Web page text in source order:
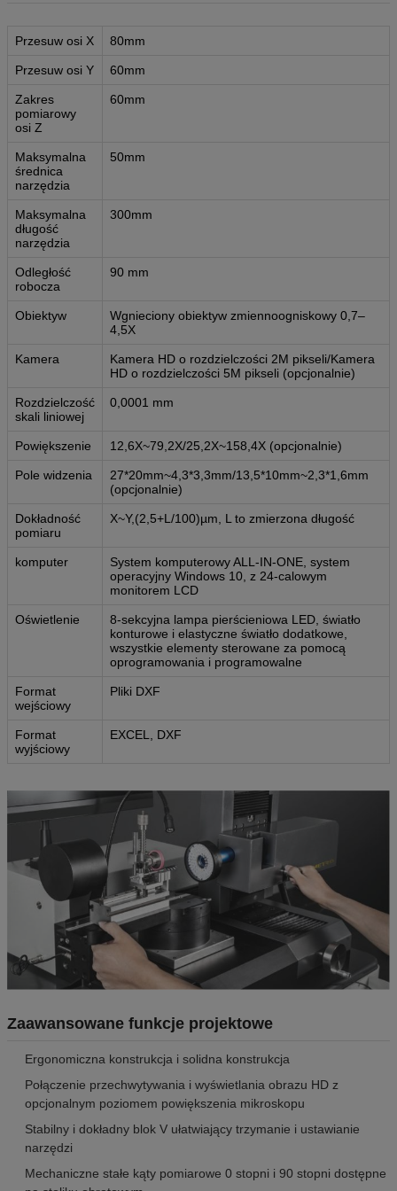
Przesuw osi X 80mm
Przesuw osi Y 60mm
Zakres
pomiarowy
osi Z
60mm
Maksymalna
średnica
narzędzia
50mm
Maksymalna
długość
narzędzia
300mm
Odległość
robocza
90 mm
Obiektyw
Wgnieciony obiektyw zmiennoogniskowy 0,7–
4,5X
Kamera
Kamera HD o rozdzielczości 2M pikseli/Kamera
HD o rozdzielczości 5M pikseli (opcjonalnie)
Rozdzielczość
skali liniowej
0,0001 mm
Powiększenie 12,6X~79,2X/25,2X~158,4X (opcjonalnie)
Pole widzenia
27*20mm~4,3*3,3mm/13,5*10mm~2,3*1,6mm
(opcjonalnie)
Dokładność
pomiaru
X~Y,(2,5+L/100)µm, L to zmierzona długość
komputer
System komputerowy ALL-IN-ONE, system
operacyjny Windows 10, z 24-calowym
monitorem LCD
Oświetlenie
8-sekcyjna lampa pierścieniowa LED, światło
konturowe i elastyczne światło dodatkowe,
wszystkie elementy sterowane za pomocą
oprogramowania i programowalne
Format
wejściowy
Pliki DXF
Format
wyjściowy
EXCEL, DXF
Zaawansowane funkcje projektowe
Ergonomiczna konstrukcja i solidna konstrukcja
Połączenie przechwytywania i wyświetlania obrazu HD z
opcjonalnym poziomem powiększenia mikroskopu
Stabilny i dokładny blok V ułatwiający trzymanie i ustawianie
narzędzi
Mechaniczne stałe kąty pomiarowe 0 stopni i 90 stopni dostępne